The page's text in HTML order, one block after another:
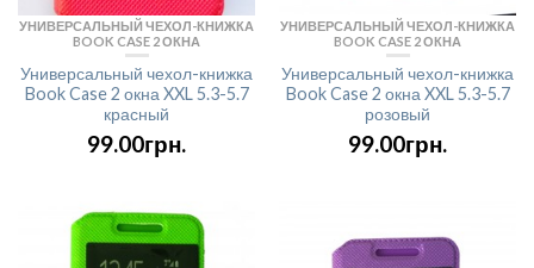
УНИВЕРСАЛЬНЫЙ ЧЕХОЛ-КНИЖКА
BOOK CASE 2 ОКНА
Универсальный чехол-книжка
Book Case 2 окна XXL 5.3-5.7
красный
99.00грн.
УНИВЕРСАЛЬНЫЙ ЧЕХОЛ-КНИЖКА
BOOK CASE 2 ОКНА
Универсальный чехол-книжка
Book Case 2 окна XXL 5.3-5.7
розовый
99.00грн.